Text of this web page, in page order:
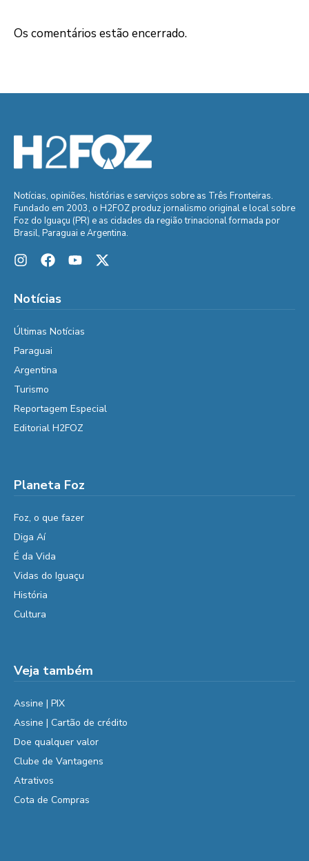
Os comentários estão encerrado.
Notícias, opiniões, histórias e serviços sobre as Três Fronteiras.
Fundado em 2003, o H2FOZ produz jornalismo original e local sobre
Foz do Iguaçu (PR) e as cidades da região trinacional formada por
Brasil, Paraguai e Argentina.
Notícias
Últimas Notícias
Paraguai
Argentina
Turismo
Reportagem Especial
Editorial H2FOZ
Planeta Foz
Foz, o que fazer
Diga Aí
É da Vida
Vidas do Iguaçu
História
Cultura
Veja também
Assine | PIX
Assine | Cartão de crédito
Doe qualquer valor
Clube de Vantagens
Atrativos
Cota de Compras